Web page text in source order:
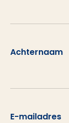
Achternaam
E-mailadres